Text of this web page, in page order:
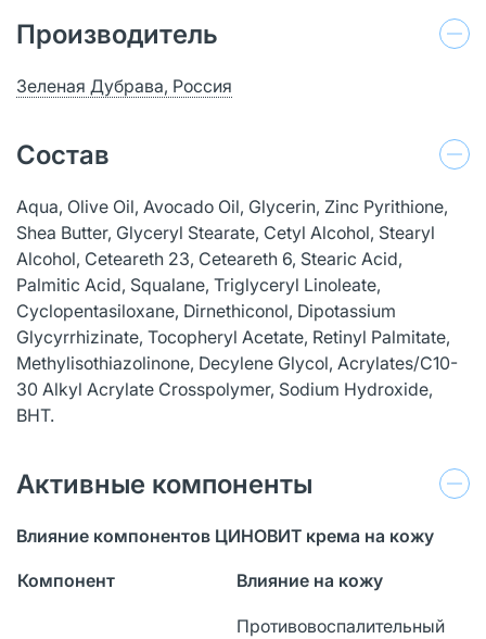
Производитель
Зеленая Дубрава, Россия
Состав
Aqua, Olive Oil, Avocado Oil, Glycerin, Zinc Pyrithione,
Shea Butter, Glyceryl Stearate, Cetyl Alcohol, Stearyl
Alcohol, Ceteareth 23, Ceteareth 6, Stearic Acid,
Palmitic Acid, Squalane, Triglyceryl Linoleate,
Cyclopentasiloxane, Dirnethiconol, Dipotassium
Glycyrrhizinate, Tocopheryl Acetate, Retinyl Palmitate,
Methylisothiazolinone, Decylene Glycol, Acrylates/C10-
30 Alkyl Acrylate Crosspolymer, Sodium Hydroxide,
BHT.
Активные компоненты
Влияние компонентов ЦИНОВИТ крема на кожу
Компонент Влияние на кожу
Противовоспалительный